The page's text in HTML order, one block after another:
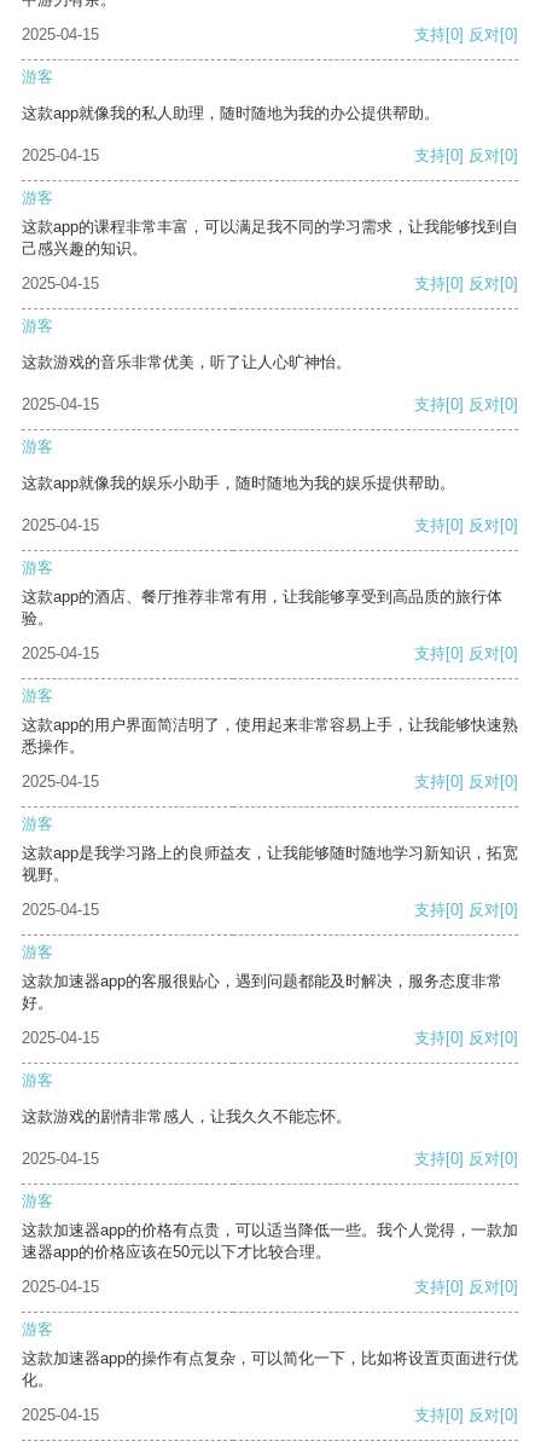
2025-04-15
支持[0] 反对[0]
游客
这款app就像我的私人助理，随时随地为我的办公提供帮助。
2025-04-15 支持[0] 反对[0]
游客
这款app的课程非常丰富，可以满足我不同的学习需求，让我能够找到自
己感兴趣的知识。
2025-04-15
支持[0] 反对[0]
游客
这款游戏的音乐非常优美，听了让人心旷神怡。
2025-04-15 支持[0] 反对[0]
游客
这款app就像我的娱乐小助手，随时随地为我的娱乐提供帮助。
2025-04-15 支持[0] 反对[0]
游客
这款app的酒店、餐厅推荐非常有用，让我能够享受到高品质的旅行体
验。
2025-04-15
支持[0] 反对[0]
游客
这款app的用户界面简洁明了，使用起来非常容易上手，让我能够快速熟
悉操作。
2025-04-15
支持[0] 反对[0]
游客
这款app是我学习路上的良师益友，让我能够随时随地学习新知识，拓宽
视野。
2025-04-15
支持[0] 反对[0]
游客
这款加速器app的客服很贴心，遇到问题都能及时解决，服务态度非常
好。
2025-04-15
支持[0] 反对[0]
游客
这款游戏的剧情非常感人，让我久久不能忘怀。
2025-04-15 支持[0] 反对[0]
游客
这款加速器app的价格有点贵，可以适当降低一些。我个人觉得，一款加
速器app的价格应该在50元以下才比较合理。
2025-04-15
支持[0] 反对[0]
游客
这款加速器app的操作有点复杂，可以简化一下，比如将设置页面进行优
化。
2025-04-15
支持[0] 反对[0]